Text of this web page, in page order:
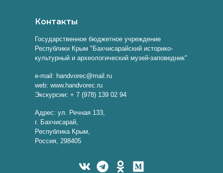
Контакты
Государственное бюджетное учреждение
Республики Крым "Бахчисарайский историко-
культурный и археологический музей-заповедник"
e-mail: handvorec@mail.ru
web: www.handvorec.ru
Экскурсии: + 7 (978) 139 02 94
Адрес: ул. Речная 133,
г. Бахчисарай,
Республика Крым,
Россия, 298405